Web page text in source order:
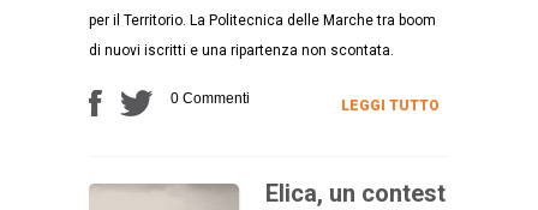
per il Territorio. La Politecnica delle Marche tra boom
di nuovi iscritti e una ripartenza non scontata.
0 Commenti LEGGI TUTTO
Elica, un contest